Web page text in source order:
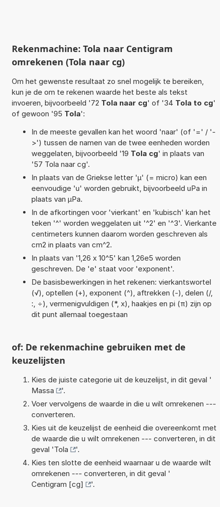
Rekenmachine: Tola naar Centigram
omrekenen (Tola naar cg)
Om het gewenste resultaat zo snel mogelijk te bereiken,
kun je de om te rekenen waarde het beste als tekst
invoeren, bijvoorbeeld '72 Tola naar cg' of '34 Tola to cg'
of gewoon '95 Tola':
In de meeste gevallen kan het woord 'naar' (of '=' / '-
>') tussen de namen van de twee eenheden worden
weggelaten, bijvoorbeeld '19 Tola cg' in plaats van
'57 Tola naar cg'.
In plaats van de Griekse letter 'µ' (= micro) kan een
eenvoudige 'u' worden gebruikt, bijvoorbeeld uPa in
plaats van µPa.
In de afkortingen voor 'vierkant' en 'kubisch' kan het
teken '^' worden weggelaten uit '^2' en '^3'. Vierkante
centimeters kunnen daarom worden geschreven als
cm2 in plaats van cm^2.
In plaats van '1,26 x 10^5' kan 1,26e5 worden
geschreven. De 'e' staat voor 'exponent'.
De basisbewerkingen in het rekenen: vierkantswortel
(√), optellen (+), exponent (^), aftrekken (-), delen (/,
:, ÷), vermenigvuldigen (*, x), haakjes en pi (π) zijn op
dit punt allemaal toegestaan
of: De rekenmachine gebruiken met de
keuzelijsten
Kies de juiste categorie uit de keuzelijst, in dit geval '
Massa
'.
Voer vervolgens de waarde in die u wilt omrekenen ---
converteren.
Kies uit de keuzelijst de eenheid die overeenkomt met
de waarde die u wilt omrekenen --- converteren, in dit
geval 'Tola
'.
Kies ten slotte de eenheid waarnaar u de waarde wilt
omrekenen --- converteren, in dit geval '
Centigram [cg]
'.